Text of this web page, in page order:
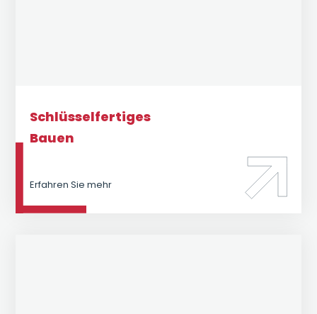
Schlüsselfertiges
Bauen
Erfahren Sie mehr